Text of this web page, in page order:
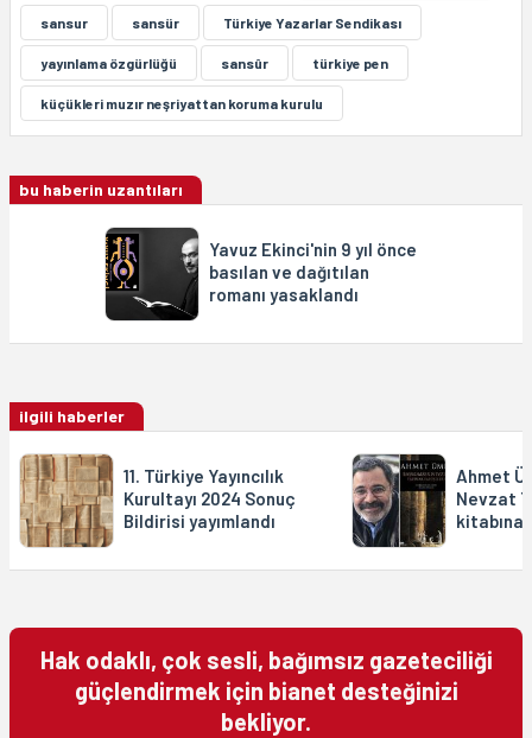
sansur sansür Türkiye Yazarlar Sendikası
yayınlama özgürlüğü sansûr türkiye pen
küçükleri muzır neşriyattan koruma kurulu
bu haberin uzantıları
Yavuz Ekinci'nin 9 yıl önce
basılan ve dağıtılan
romanı yasaklandı
ilgili haberler
11. Türkiye Yayıncılık
Kurultayı 2024 Sonuç
Bildirisi yayımlandı
Ahmet
Nevzat
kitabına
Hak odaklı, çok sesli, bağımsız gazeteciliği
güçlendirmek için bianet desteğinizi
bekliyor.